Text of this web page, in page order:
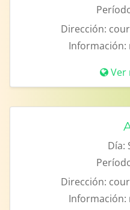
Dirección:
Información:
Ver
Día:
Dirección:
Información: